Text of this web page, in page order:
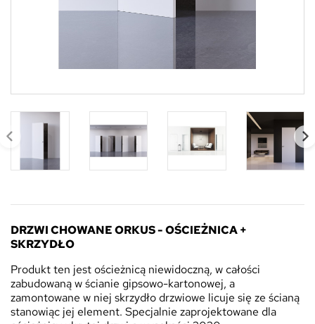
DRZWI CHOWANE ORKUS - OŚCIEŻNICA +
SKRZYDŁO
Produkt ten jest ościeżnicą niewidoczną, w całości
zabudowaną w ścianie gipsowo-kartonowej, a
zamontowane w niej skrzydło drzwiowe licuje się ze ścianą
stanowiąc jej element. Specjalnie zaprojektowane dla